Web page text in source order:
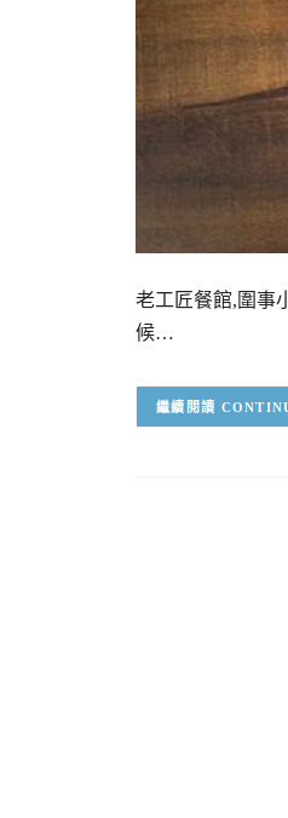
老工匠餐館,圍事
候…